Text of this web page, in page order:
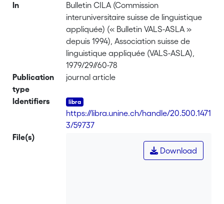
In
Bulletin CILA (Commission
interuniversitaire suisse de linguistique
appliquée) (« Bulletin VALS-ASLA »
depuis 1994), Association suisse de
linguistique appliquée (VALS-ASLA),
1979/29//60-78
Publication
type
journal article
Identifiers
https://libra.unine.ch/handle/20.500.1471
3/59737
File(s)
Download